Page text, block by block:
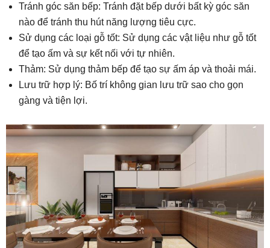
Tránh góc săn bếp: Tránh đặt bếp dưới bất kỳ góc săn
nào để tránh thu hút năng lượng tiêu cực.
Sử dụng các loại gỗ tốt: Sử dụng các vật liệu như gỗ tốt
để tạo ấm và sự kết nối với tự nhiên.
Thảm: Sử dụng thảm bếp để tạo sự ấm áp và thoải mái.
Lưu trữ hợp lý: Bố trí không gian lưu trữ sao cho gọn
gàng và tiện lợi.